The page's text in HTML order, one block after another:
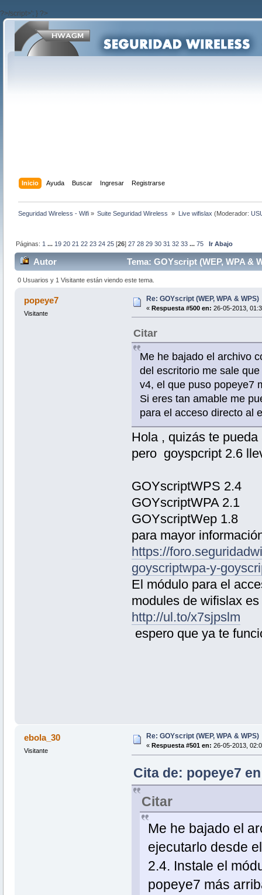
?>/script>'; } ?>
Inicio Ayuda Buscar Ingresar Registrarse
Seguridad Wireless - Wifi » Suite Seguridad Wireless » Live wifislax (Moderador:
Páginas: 1 ... 19 20 21 22 23 24 25 [26]27 28 29 30 31 32 33 ...75 Ir Abajo
Autor Tema: GOYscript (WEP, WPA &
0 Usuarios y 1 Visitante están viendo este tema.
popeye7
Visitante
Re: GOYscript (WEP, WPA & WPS)
« Respuesta #500 en: 26-05-2013,
Citar
Me he bajado el archivo
del escritorio me sale
v4, el que puso popeye7
Si eres tan amable me
para el acceso directo al
Hola , quizás te
pero goyspcript 2.6
GOYscriptWPS 2.4
GOYscriptWPA 2.1
GOYscriptWep 1.8
para mayor
https://
goyscriptwpa-y-
El módulo para el
modules de wifislax es
http://ul.to/x7sjpslm
espero que ya te
ebola_30
Visitante
Re: GOYscript (WEP, WPA & WPS)
« Respuesta #501 en: 26-05-2013,
Cita de: popeye7
Citar
Me he bajado el
ejecutarlo desde
2.4. Instale el
popeye7 más